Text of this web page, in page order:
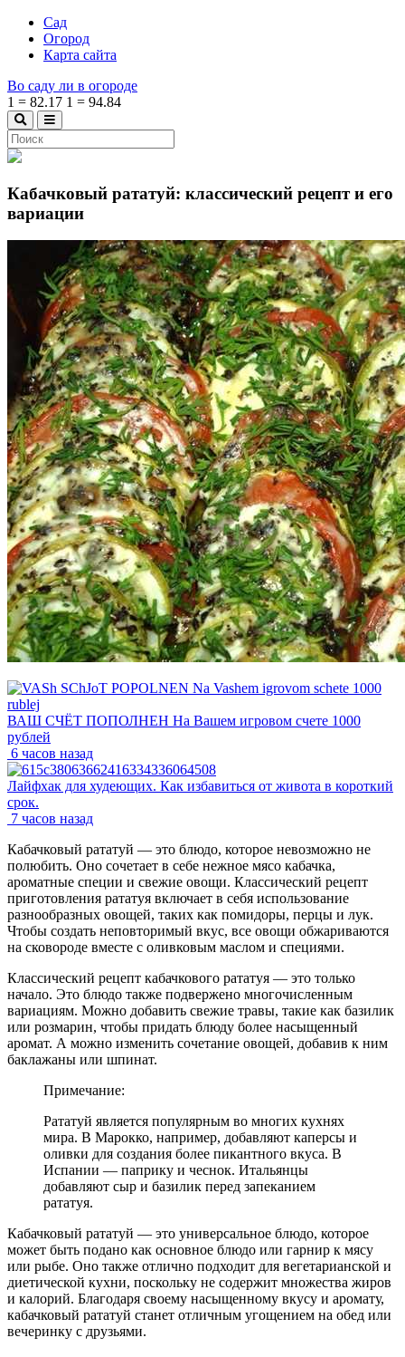
Сад
Огород
Карта сайта
Во саду ли в огороде
1 = 82.17 1 = 94.84
Кабачковый рататуй: классический рецепт и его
вариации
ВАШ СЧЁТ ПОПОЛНЕН На Вашем игровом счете 1000
рублей
6 часов назад
Лайфхак для худеющих. Как избавиться от живота в короткий
срок.
7 часов назад
Кабачковый рататуй — это блюдо, которое невозможно не
полюбить. Оно сочетает в себе нежное мясо кабачка,
ароматные специи и свежие овощи. Классический рецепт
приготовления рататуя включает в себя использование
разнообразных овощей, таких как помидоры, перцы и лук.
Чтобы создать неповторимый вкус, все овощи обжариваются
на сковороде вместе с оливковым маслом и специями.
Классический рецепт кабачкового рататуя — это только
начало. Это блюдо также подвержено многочисленным
вариациям. Можно добавить свежие травы, такие как базилик
или розмарин, чтобы придать блюду более насыщенный
аромат. А можно изменить сочетание овощей, добавив к ним
баклажаны или шпинат.
Примечание:
Рататуй является популярным во многих кухнях
мира. В Марокко, например, добавляют каперсы и
оливки для создания более пикантного вкуса. В
Испании — паприку и чеснок. Итальянцы
добавляют сыр и базилик перед запеканием
рататуя.
Кабачковый рататуй — это универсальное блюдо, которое
может быть подано как основное блюдо или гарнир к мясу
или рыбе. Оно также отлично подходит для вегетарианской и
диетической кухни, поскольку не содержит множества жиров
и калорий. Благодаря своему насыщенному вкусу и аромату,
кабачковый рататуй станет отличным угощением на обед или
вечеринку с друзьями.